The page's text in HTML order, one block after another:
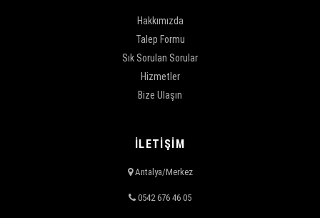
Hakkımızda
Talep Formu
Sık Sorulan Sorular
Hizmetler
Bize Ulaşın
İLETİŞİM
Antalya/Merkez
0542 676 46 05